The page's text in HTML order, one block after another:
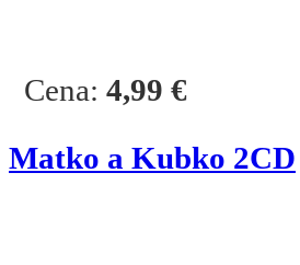
Cena: 4,99 €
Matko a Kubko 2CD